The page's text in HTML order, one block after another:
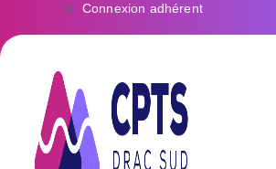
Connexion adhérent